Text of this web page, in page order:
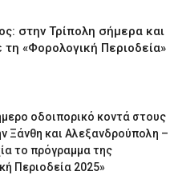
στην Τρίπολη σήμερα και
«Φορολογική Περιοδεία»
οδοιπορικό κοντά στους
Ξάνθη και Αλεξανδρούπολη –
το πρόγραμμα της
Περιοδεία 2025»